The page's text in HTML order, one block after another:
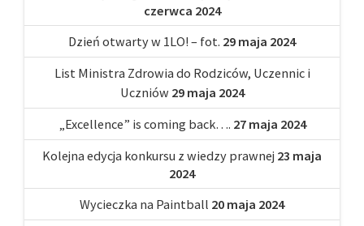
czerwca 2024
Dzień otwarty w 1LO! – fot. 29 maja 2024
List Ministra Zdrowia do Rodziców, Uczennic i
Uczniów 29 maja 2024
„Excellence” is coming back…. 27 maja 2024
Kolejna edycja konkursu z wiedzy prawnej 23 maja
2024
Wycieczka na Paintball 20 maja 2024